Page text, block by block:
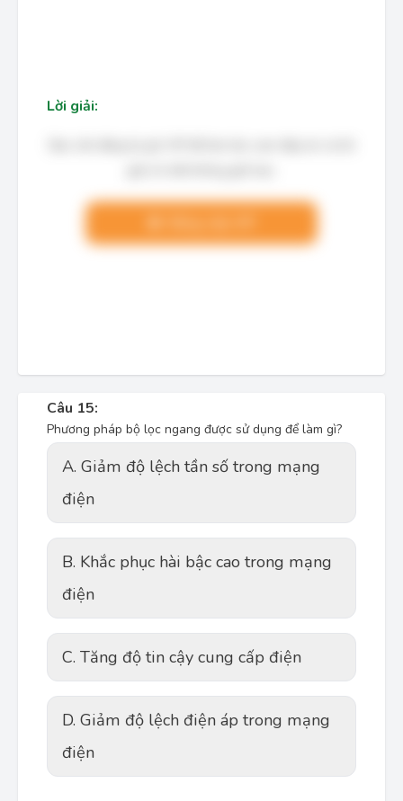
Lời giải:
Câu 15:
Phương pháp bộ lọc ngang được sử dụng để làm gì?
A. Giảm độ lệch tần số trong mạng
điện
B. Khắc phục hài bậc cao trong mạng
điện
C. Tăng độ tin cậy cung cấp điện
D. Giảm độ lệch điện áp trong mạng
điện